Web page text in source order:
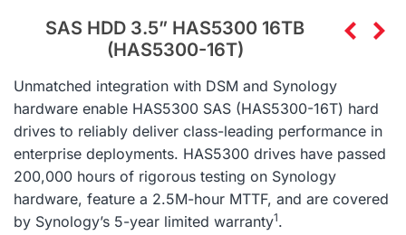
SAS HDD 3.5” HAS5300 16TB
(HAS5300-16T)
Unmatched integration with DSM and Synology
hardware enable HAS5300 SAS (HAS5300-16T) hard
drives to reliably deliver class-leading performance in
enterprise deployments. HAS5300 drives have passed
200,000 hours of rigorous testing on Synology
hardware, feature a 2.5M-hour MTTF, and are covered
by Synology’s 5-year limited warranty1.